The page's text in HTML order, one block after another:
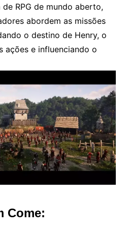
RPG de mundo aberto,
abordem as missões
o destino de Henry, o
ações e influenciando o
Come: